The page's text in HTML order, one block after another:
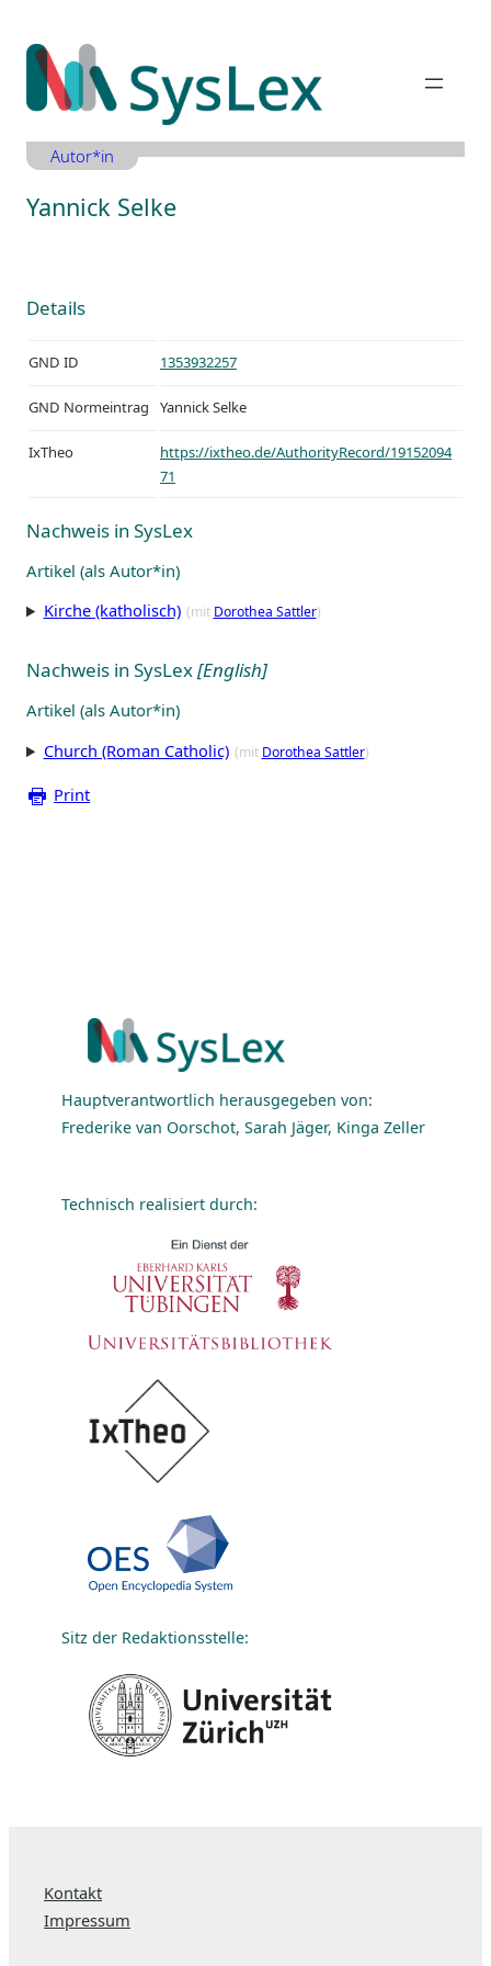
Inhalt
springen
Autor*in
Yannick Selke
Details
GND ID 1353932257
GND Normeintrag Yannick Selke
IxTheo
https://ixtheo.de/AuthorityRecord/19152094
71
Nachweis in SysLex
Artikel (als Autor*in)
Kirche (katholisch) (mit Dorothea Sattler)
Nachweis in SysLex[English]
Artikel (als Autor*in)
Church (Roman Catholic) (mit Dorothea Sattler)
Print
Hauptverantwortlich herausgegeben von:
Frederike van Oorschot, Sarah Jäger, Kinga Zeller
Technisch realisiert durch:
Sitz der Redaktionsstelle:
Kontakt
Impressum